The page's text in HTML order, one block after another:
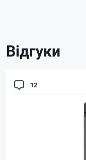
Відгуки
12